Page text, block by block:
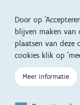
Door op
blijven maken van
plaatsen van deze
cookies klik op
Meer informatie
Slapen
Voet
Kind en Gezin
Aanbod tijdens de
zwangerschap